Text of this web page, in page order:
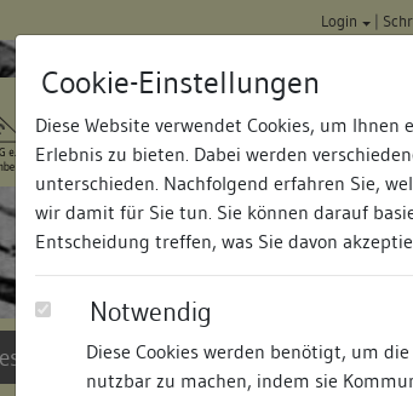
Cookie-Einstellungen
Diese Website verwendet Cookies, um Ihnen
Erlebnis zu bieten. Dabei werden
unterschieden. Nachfolgend erfahren Sie,
wir damit für Sie tun. Sie können darauf
Entscheidung treffen, was Sie davon
Notwendig
Diese Cookies werden benötigt, um
nutzbar zu machen, indem sie
Login |
und Termine Suche Freie